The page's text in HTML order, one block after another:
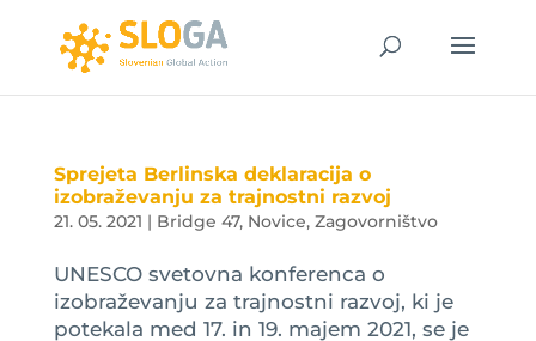
Sprejeta Berlinska deklaracija o
izobraževanju za trajnostni razvoj
21. 05. 2021 | Bridge 47, Novice, Zagovorništvo
UNESCO svetovna konferenca o
izobraževanju za trajnostni razvoj, ki je
potekala med 17. in 19. majem 2021, se je